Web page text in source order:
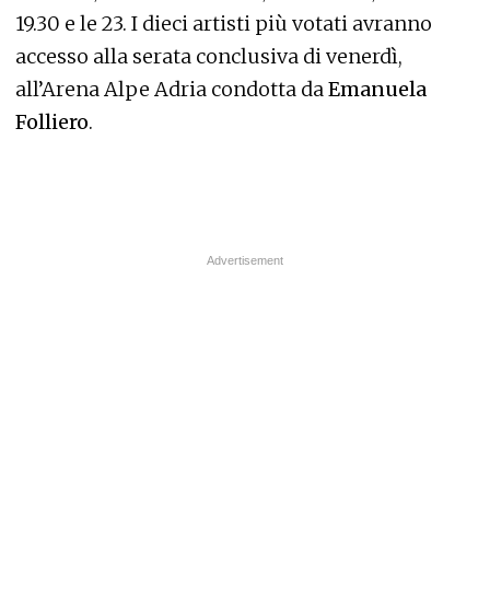
19.30 e le 23. I dieci artisti più votati avranno
accesso alla serata conclusiva di venerdì,
all’Arena Alpe Adria condotta da Emanuela
Folliero.